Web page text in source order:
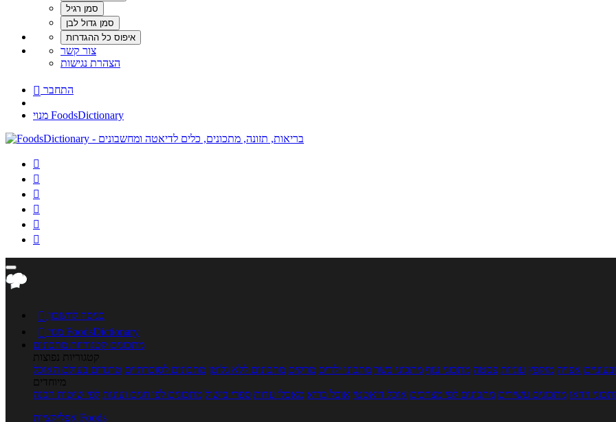
צור קשר
הצהרת נגישות
 התחבר
מנוי FoodsDictionary






 כניסה לחשבון

מנוי FoodsDictionary
מתכונים קטגוריות מתכונים
קטגוריות נפוצות
אפייה מוקפץ עוגיות פסטה מתכוני עוף מתכוני בשר מתכוני ילדים מרקים מתכונים ללא גלוטן מתכונים לסוכרתיים טרנדים בעולם האוכל
מיוחדים
וידאו מתכונים עשירים מתכונים לפי מצרכים אוכל דיאטטי אוכל בריא מאכלי עדות ספרי בישול מתכונים לפי חגים ועונות לפי שיטות הכנה
אפליקציית Foods